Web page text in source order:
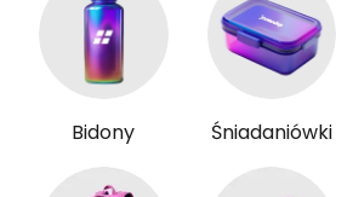
Bidony Śniadaniówki